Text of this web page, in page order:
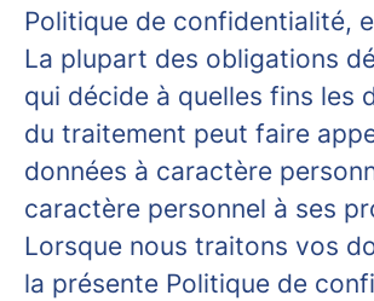
Politique de confidentialité,
La plupart des obligations
qui décide à quelles fins les
du traitement peut faire
données à caractère
caractère personnel à ses
Lorsque nous traitons vos
la présente Politique de